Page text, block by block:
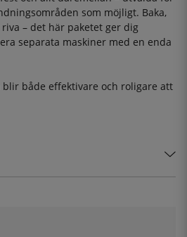
som möjligt. Baka,
– det här paketet ger dig
separata maskiner med en enda
blir både effektivare och roligare att